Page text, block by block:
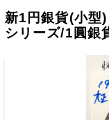
新1円銀貨(小型
シリーズ/1圓銀